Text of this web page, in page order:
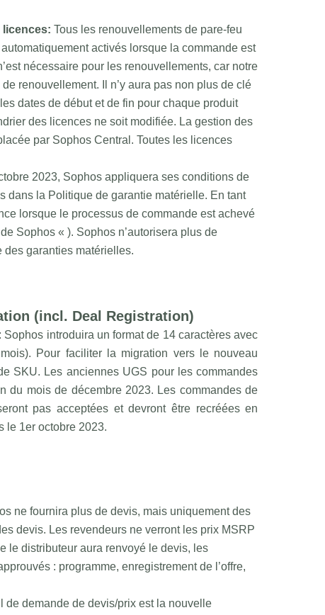
licences: Tous les renouvellements de pare-feu
activés lorsque la commande est
nécessaire pour les renouvellements, car notre
renouvellement. Il n’y aura pas non plus de clé
dates de début et de fin pour chaque produit
des licences ne soit modifiée. La gestion des
par Sophos Central. Toutes les licences
2023, Sophos appliquera ses conditions de
dans la Politique de garantie matérielle. En tant
lorsque le processus de commande est achevé
Sophos « ). Sophos n’autorisera plus de
des garanties matérielles.
(incl. Deal Registration)
introduira un format de 14 caractères avec
Pour faciliter la migration vers le nouveau
SKU. Les anciennes UGS pour les commandes
du mois de décembre 2023. Les commandes de
pas acceptées et devront être recréées en
le 1er octobre 2023.
ne fournira plus de devis, mais uniquement des
devis. Les revendeurs ne verront les prix MSRP
le distributeur aura renvoyé le devis, les
: programme, enregistrement de l’offre,
de demande de devis/prix est la nouvelle